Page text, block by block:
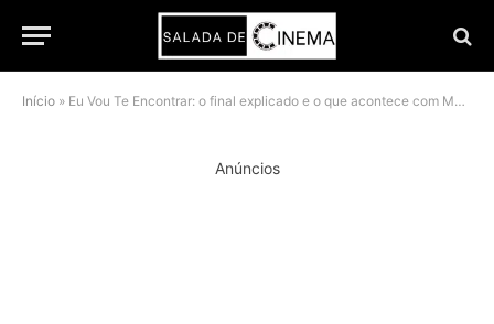
Início » Eu Vou Te Encontrar: o final explicado e o que acontece com Matthew
Anúncios